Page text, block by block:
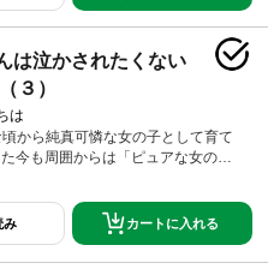
生と鉢合わせてしまい！？ 彼が自
発言をするほど泣かせたくなる！ ぐ
て泣かされちゃう姿…きっとかわい
川くんには…絶対に素質がある―
×強気な受け男子の新時代青春ラ
信。
は泣かされたくない
３）
は
から純真可憐な女の子として育て
今も周囲からは「ピュアな女の
が大好きなことを！ 休み時間にい
んがを堪能していると、同じクラス
生と鉢合わせてしまい！？ 彼が自
発言をするほど泣かせたくなる！ ぐ
み カートに入れる